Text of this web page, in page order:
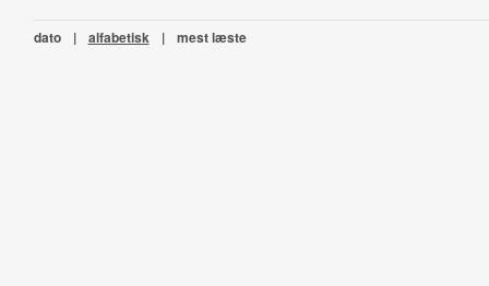
dato | alfabetisk | mest læste